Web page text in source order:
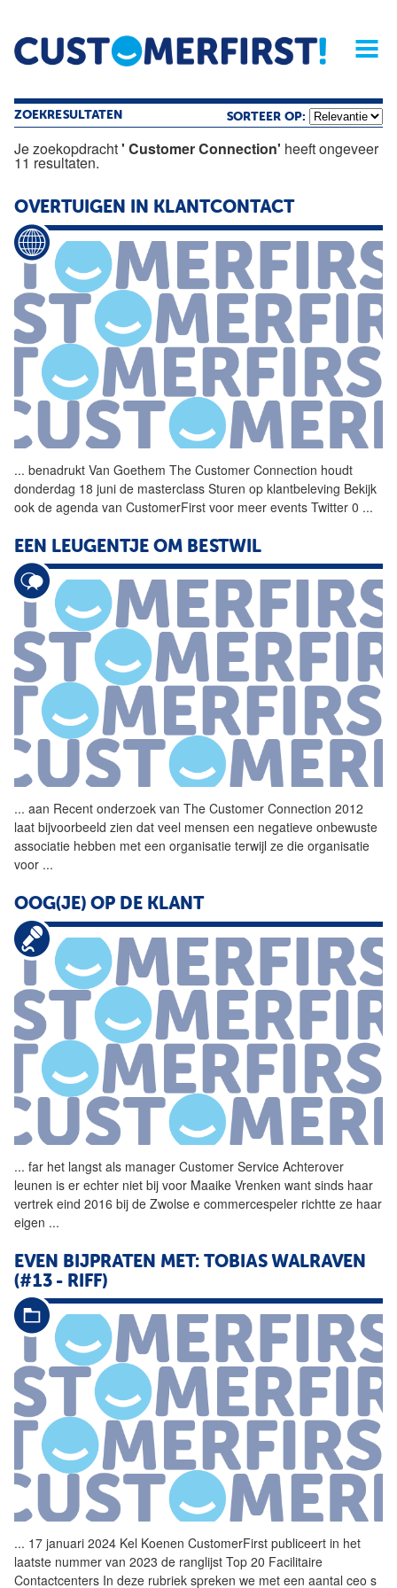
Home Opinie Archief
Magazine
ZOEKRESULTATEN SORTEER OP:
Je zoekopdracht' Customer Connection' heeft ongeveer
11 resultaten.
OVERTUIGEN IN KLANTCONTACT
... benadrukt Van Goethem The Customer Connection houdt
donderdag 18 juni de masterclass Sturen op klantbeleving Bekijk
ook de agenda van CustomerFirst voor meer events Twitter 0 ...
EEN LEUGENTJE OM BESTWIL
... aan Recent onderzoek van The Customer Connection 2012
laat bijvoorbeeld zien dat veel mensen een negatieve onbewuste
associatie hebben met een organisatie terwijl ze die organisatie
voor ...
OOG(JE) OP DE KLANT
... far het langst als manager Customer Service Achterover
leunen is er echter niet bij voor Maaike Vrenken want sinds haar
vertrek eind 2016 bij de Zwolse e commercespeler richtte ze haar
eigen ...
EVEN BIJPRATEN MET: TOBIAS WALRAVEN
(#13 - RIFF)
... 17 januari 2024 Kel Koenen CustomerFirst publiceert in het
laatste nummer van 2023 de ranglijst Top 20 Facilitaire
Contactcenters In deze rubriek spreken we met een aantal ceo s